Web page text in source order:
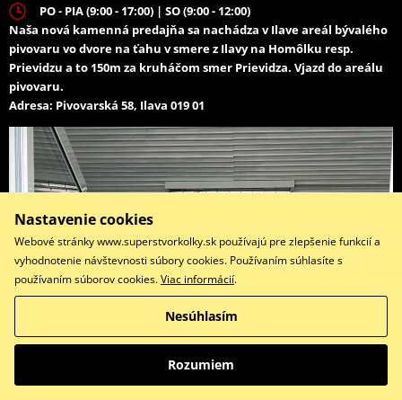
PO - PIA (9:00 - 17:00) | SO (9:00 - 12:00)
Naša nová kamenná predajňa sa nachádza v Ilave areál bývalého
pivovaru vo dvore na ťahu v smere z Ilavy na Homôlku resp.
Prievidzu a to 150m za kruháčom smer Prievidza. Vjazd do areálu
pivovaru.
Adresa: Pivovarská 58, Ilava 019 01
Nastavenie cookies
Webové stránky www.superstvorkolky.sk používajú pre zlepšenie funkcií a
vyhodnotenie návštevnosti súbory cookies. Používaním súhlasíte s
používaním súborov cookies.Viac informácií.
Nesúhlasím
Rozumiem